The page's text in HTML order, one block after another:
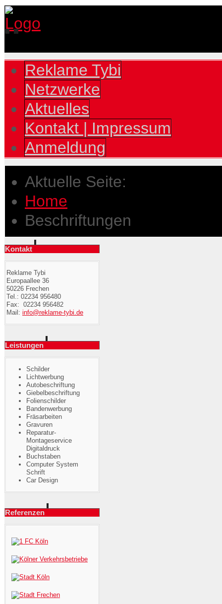
Reklame Tybi
Netzwerke
Aktuelles
Kontakt | Impressum
Anmeldung
Aktuelle Seite:
Home
Beschriftungen
Kontakt
Reklame Tybi
Europaallee 36
50226 Frechen
Tel.: 02234 956480
Fax: 02234 956482
Mail: info@reklame-tybi.de
Leistungen
Schilder
Lichtwerbung
Autobeschriftung
Giebelbeschriftung
Folienschilder
Bandenwerbung
Fräsarbeiten
Gravuren
Reparatur-
Montageservice
Digitaldruck
Buchstaben
Computer System
Schrift
Car Design
Referenzen